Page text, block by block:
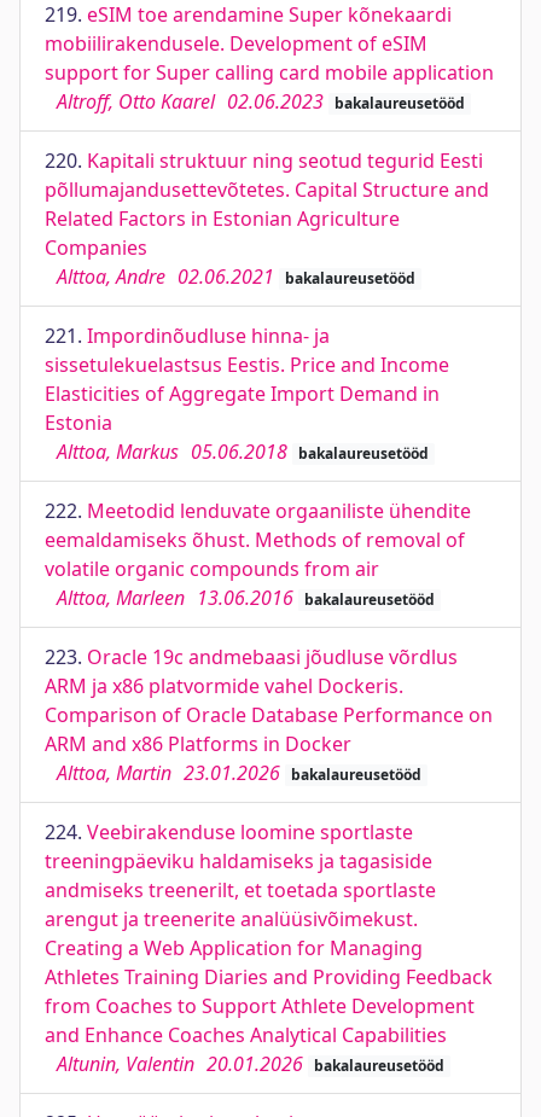
219. eSIM toe arendamine Super kõnekaardi
mobiilirakendusele. Development of eSIM
support for Super calling card mobile application
Altroff, Otto Kaarel 02.06.2023 bakalaureusetööd
220. Kapitali struktuur ning seotud tegurid Eesti
põllumajandusettevõtetes. Capital Structure and
Related Factors in Estonian Agriculture
Companies
Alttoa, Andre 02.06.2021 bakalaureusetööd
221. Impordinõudluse hinna- ja
sissetulekuelastsus Eestis. Price and Income
Elasticities of Aggregate Import Demand in
Estonia
Alttoa, Markus 05.06.2018 bakalaureusetööd
222. Meetodid lenduvate orgaaniliste ühendite
eemaldamiseks õhust. Methods of removal of
volatile organic compounds from air
Alttoa, Marleen 13.06.2016 bakalaureusetööd
223. Oracle 19c andmebaasi jõudluse võrdlus
ARM ja x86 platvormide vahel Dockeris.
Comparison of Oracle Database Performance on
ARM and x86 Platforms in Docker
Alttoa, Martin 23.01.2026 bakalaureusetööd
224. Veebirakenduse loomine sportlaste
treeningpäeviku haldamiseks ja tagasiside
andmiseks treenerilt, et toetada sportlaste
arengut ja treenerite analüüsivõimekust.
Creating a Web Application for Managing
Athletes Training Diaries and Providing Feedback
from Coaches to Support Athlete Development
and Enhance Coaches Analytical Capabilities
Altunin, Valentin 20.01.2026 bakalaureusetööd